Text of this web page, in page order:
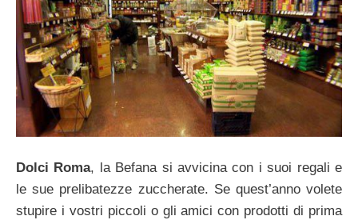
Dolci Roma, la Befana si avvicina con i suoi regali e
le sue prelibatezze zuccherate. Se quest’anno volete
stupire i vostri piccoli o gli amici con prodotti di prima